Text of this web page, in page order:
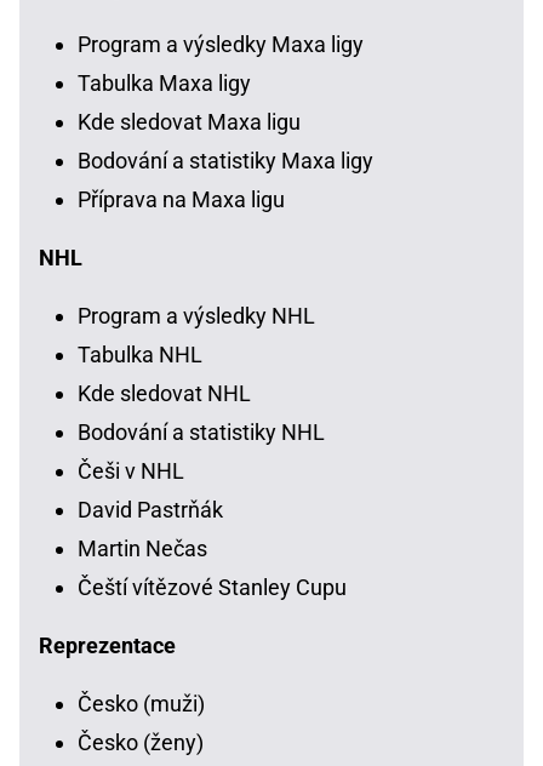
Program a výsledky Maxa ligy
Tabulka Maxa ligy
Kde sledovat Maxa ligu
Bodování a statistiky Maxa ligy
Příprava na Maxa ligu
NHL
Program a výsledky NHL
Tabulka NHL
Kde sledovat NHL
Bodování a statistiky NHL
Češi v NHL
David Pastrňák
Martin Nečas
Čeští vítězové Stanley Cupu
Reprezentace
Česko (muži)
Česko (ženy)